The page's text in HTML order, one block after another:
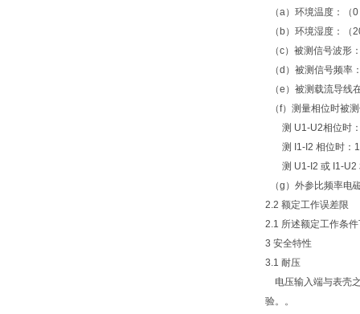
（a）环境温度：（
（b）环境湿度：（
（c）被测信号波形
（d）被测信号频率
（e）被测载流导线
（f）测量相位时被
测 U1-U2相位时
测 I1-I2 相位时：
测 U1-I2 或 I1-U2
（g）外参比频率电
2.2 额定工作误差限
2.1 所述额定工作条
3 安全特性
3.1 耐压
电压输入端与表壳
验。。